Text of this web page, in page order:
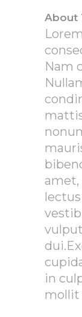
About
Nam
in
mollit